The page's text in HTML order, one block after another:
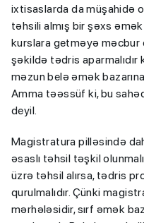
ixtisaslarda da müşahidə
təhsili almış bir şəxs
kurslara getməyə məcbur
şəkildə tədris aparmalıdır
məzun belə əmək
Amma təəssüf ki, bu
deyil.
Magistratura pilləsində
əsaslı təhsil təşkil
üzrə təhsil alırsa, tədris
qurulmalıdır. Çünki
mərhələsidir, sırf əmək